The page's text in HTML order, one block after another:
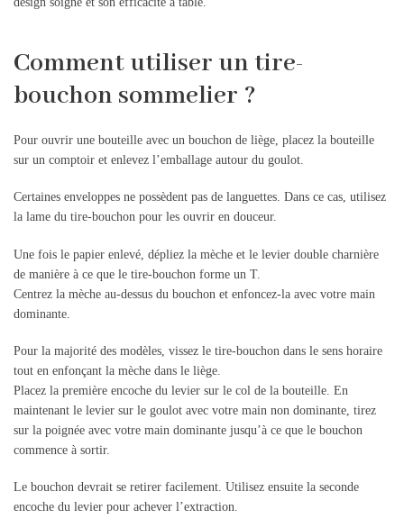
Comment utiliser un tire-
bouchon sommelier ?
Pour ouvrir une bouteille avec un bouchon de liège, placez la bouteille
sur un comptoir et enlevez l’emballage autour du goulot.
Certaines enveloppes ne possèdent pas de languettes. Dans ce cas, utilisez
la lame du tire-bouchon pour les ouvrir en douceur.
Une fois le papier enlevé, dépliez la mèche et le levier double charnière
de manière à ce que le tire-bouchon forme un T.
Centrez la mèche au-dessus du bouchon et enfoncez-la avec votre main
dominante.
Pour la majorité des modèles, vissez le tire-bouchon dans le sens horaire
tout en enfonçant la mèche dans le liège.
Placez la première encoche du levier sur le col de la bouteille. En
maintenant le levier sur le goulot avec votre main non dominante, tirez
sur la poignée avec votre main dominante jusqu’à ce que le bouchon
commence à sortir.
Le bouchon devrait se retirer facilement. Utilisez ensuite la seconde
encoche du levier pour achever l’extraction.